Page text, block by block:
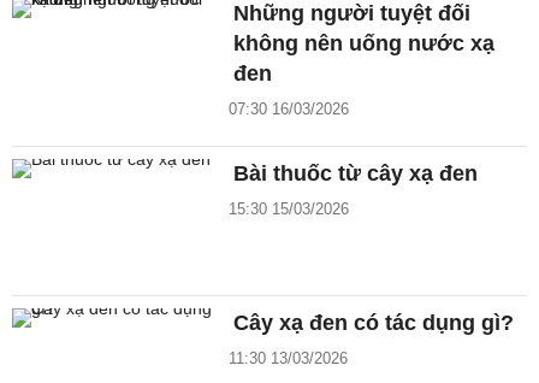
Những người tuyệt đối
không nên uống nước xạ
đen
07:30 16/03/2026
Bài thuốc từ cây xạ đen
15:30 15/03/2026
Cây xạ đen có tác dụng gì?
11:30 13/03/2026